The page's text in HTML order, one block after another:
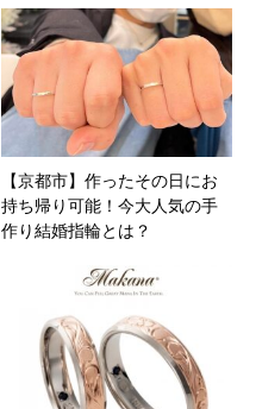
【京都市】作ったその日にお
持ち帰り可能！今大人気の手
作り結婚指輪とは？